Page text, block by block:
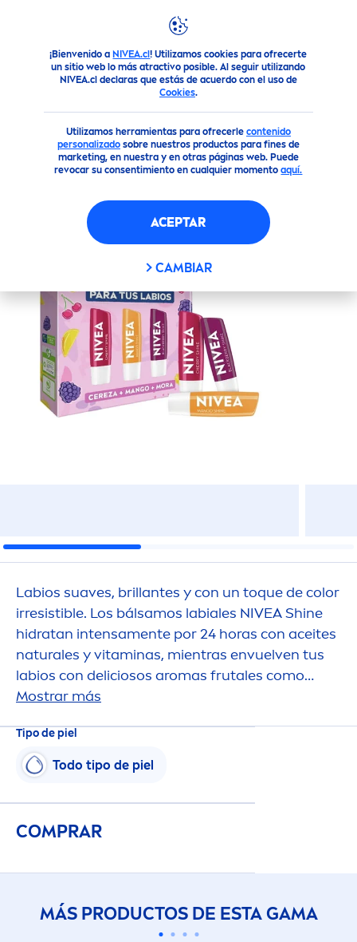
¡Bienvenido a NIVEA.cl! Utilizamos cookies para ofrecerte
un sitio web lo más atractivo posible. Al seguir utilizando
NIVEA.cl declaras que estás de acuerdo con el uso de
Cookies.
Utilizamos herramientas para ofrecerle contenido
personalizadosobre nuestros productos para fines de
marketing, en nuestra y en otras páginas web. Puede
revocar su consentimiento en cualquier momentoaquí.
ACEPTAR
CAMBIAR
Productos Facial Cuidado Labial Cacao De Labios
(0)
NIVEAPACK TRIPACK
BÁLSAMO LABIAL
Labios suaves, brillantes y con un toque decolor
irresistible. Los bálsamos labiales NIVEAShine
hidratan intensamente por 24 horas con aceites
naturales yvitaminas, mientras envuelven tus
labios con deliciosos aromas frutales como
cereza, mango o mora.
Mostrar más
Tipo de piel
Todo tipo de piel
COMPRAR
MÁS PRODUCTOS DE ESTA GAMA